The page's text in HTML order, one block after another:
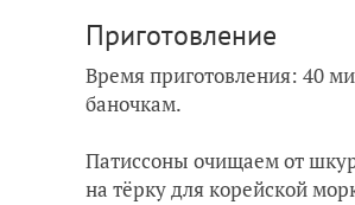
Приготовление
Время приготовления: 40
баночкам.
Патиссоны очищаем от
на тёрку для корейской